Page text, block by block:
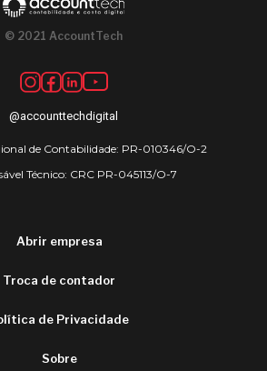
© 2021 AccountTech
@accounttechdigital
de Contabilidade: PR-010346/O-2
Técnico: CRC PR-045113/O-7
Abrir empresa
Troca de contador
de Privacidade
Sobre